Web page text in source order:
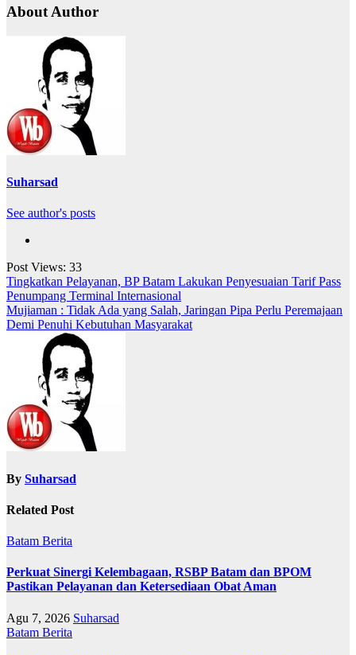
About Author
Suharsad
See author's posts
Post Views: 33
Navigasi
pos
Tingkatkan Pelayanan, BP Batam Lakukan Penyesuaian Tarif Pass
Penumpang Terminal Internasional
Mujiaman : Tidak Ada yang Salah, Jaringan Pipa Perlu Peremajaan
Demi Penuhi Kebutuhan Masyarakat
By Suharsad
Related Post
Batam Berita
Perkuat Sinergi Kelembagaan, RSBP Batam dan BPOM
Pastikan Pelayanan dan Ketersediaan Obat Aman
Agu 7, 2026 Suharsad
Batam Berita